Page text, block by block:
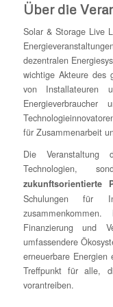
Über die
Solar & Storage Live
dezentralen
wichtige Akteure des
von Installateuren
für Zusammenarbeit
Die
Technologien,
zukunftsorientierte
Schulungen für
Finanzierung und
umfassendere
erneuerbare
Treffpunkt für alle,
vorantreiben.